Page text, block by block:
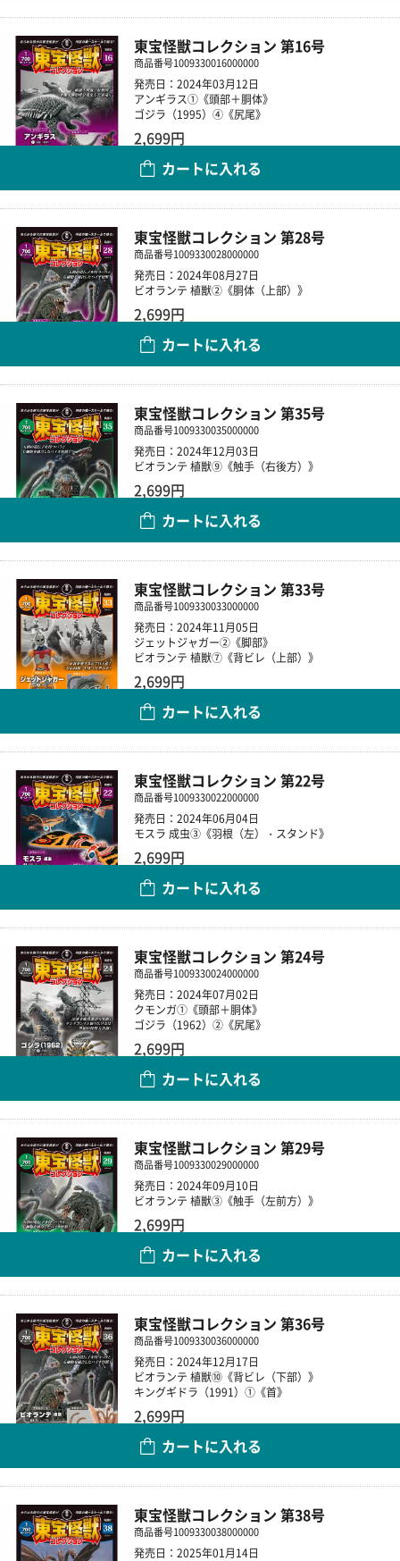
東宝怪獣コレクション 第16号
商品番号1009330016000000
発売日：2024年03月12日
アンギラス①《頭部＋胴体》
ゴジラ（1995）④《尻尾》
2,699円
カートに入れる
東宝怪獣コレクション 第28号
商品番号1009330028000000
発売日：2024年08月27日
ビオランテ 植獣②《胴体（上部）》
2,699円
カートに入れる
東宝怪獣コレクション 第35号
商品番号1009330035000000
発売日：2024年12月03日
ビオランテ 植獣⑨《触手（右後方）》
2,699円
カートに入れる
東宝怪獣コレクション 第33号
商品番号1009330033000000
発売日：2024年11月05日
ジェットジャガー②《脚部》
ビオランテ 植獣⑦《背ビレ（上部）》
2,699円
カートに入れる
東宝怪獣コレクション 第22号
商品番号1009330022000000
発売日：2024年06月04日
モスラ 成虫③《羽根（左）・スタンド》
2,699円
カートに入れる
東宝怪獣コレクション 第24号
商品番号1009330024000000
発売日：2024年07月02日
クモンガ①《頭部＋胴体》
ゴジラ（1962）②《尻尾》
2,699円
カートに入れる
東宝怪獣コレクション 第29号
商品番号1009330029000000
発売日：2024年09月10日
ビオランテ 植獣③《触手（左前方）》
2,699円
カートに入れる
東宝怪獣コレクション 第36号
商品番号1009330036000000
発売日：2024年12月17日
ビオランテ 植獣⑩《背ビレ（下部）》
キングギドラ（1991）①《首》
2,699円
カートに入れる
東宝怪獣コレクション 第38号
商品番号1009330038000000
発売日：2025年01月14日